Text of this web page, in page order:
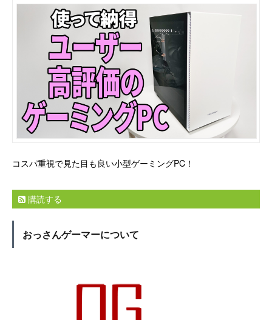
コスパ重視で見た目も良い小型ゲーミングPC！
購読する
おっさんゲーマーについて